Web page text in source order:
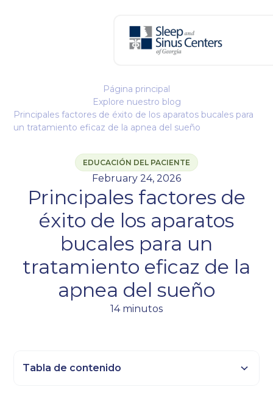
Página principal
Explore nuestro blog
Principales factores de éxito de los aparatos bucales para
un tratamiento eficaz de la apnea del sueño
EDUCACIÓN DEL PACIENTE
February 24, 2026
Principales factores de
éxito de los aparatos
bucales para un
tratamiento eficaz de la
apnea del sueño
14 minutos
Tabla de contenido